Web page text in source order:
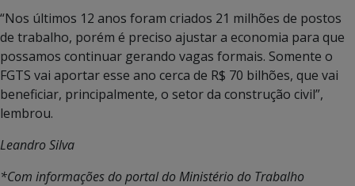
“Nos últimos 12 anos foram criados 21 milhões de postos
de trabalho, porém é preciso ajustar a economia para que
possamos continuar gerando vagas formais. Somente o
FGTS vai aportar esse ano cerca de R$ 70 bilhões, que vai
beneficiar, principalmente, o setor da construção civil”,
lembrou.
Leandro Silva
*Com informações do portal do Ministério do Trabalho